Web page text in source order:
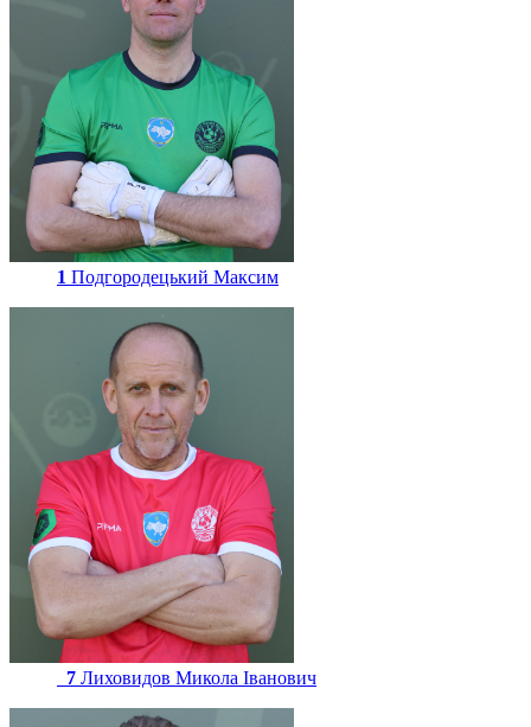
1 Подгородецький Максим
7 Лиховидов Микола Іванович